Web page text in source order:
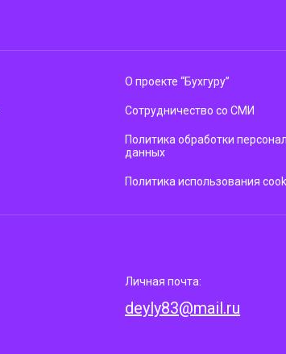
О проекте “Бухгуру”
Сотрудничество со СМИ
Политика обработки
данных
Политика использования
Личная почта:
deyly83@mail.ru